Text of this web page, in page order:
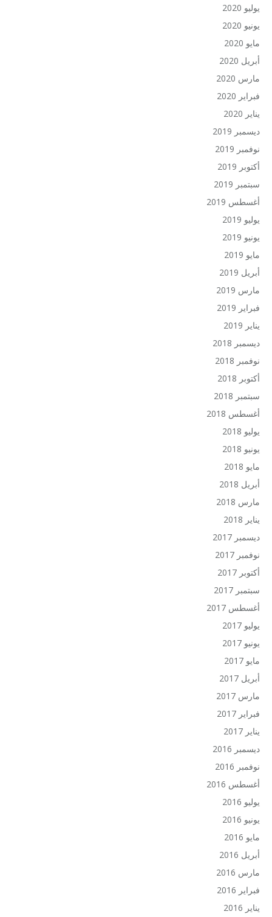
يوليو 2020
يونيو 2020
مايو 2020
أبريل 2020
مارس 2020
فبراير 2020
يناير 2020
ديسمبر 2019
نوفمبر 2019
أكتوبر 2019
سبتمبر 2019
أغسطس 2019
يوليو 2019
يونيو 2019
مايو 2019
أبريل 2019
مارس 2019
فبراير 2019
يناير 2019
ديسمبر 2018
نوفمبر 2018
أكتوبر 2018
سبتمبر 2018
أغسطس 2018
يوليو 2018
يونيو 2018
مايو 2018
أبريل 2018
مارس 2018
يناير 2018
ديسمبر 2017
نوفمبر 2017
أكتوبر 2017
سبتمبر 2017
أغسطس 2017
يوليو 2017
يونيو 2017
مايو 2017
أبريل 2017
مارس 2017
فبراير 2017
يناير 2017
ديسمبر 2016
نوفمبر 2016
أغسطس 2016
يوليو 2016
يونيو 2016
مايو 2016
أبريل 2016
مارس 2016
فبراير 2016
يناير 2016